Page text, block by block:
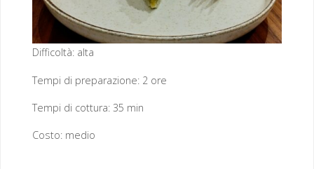
Difficoltà: alta
Tempi di preparazione: 2 ore
Tempi di cottura: 35 min
Costo: medio